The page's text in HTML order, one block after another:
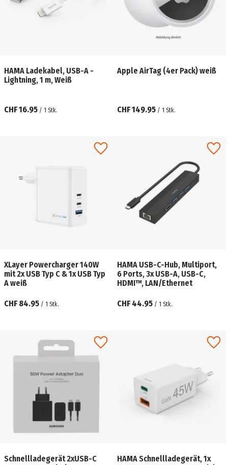
HAMA Ladekabel, USB-A -
Lightning, 1 m, Weiß
CHF 16.95 / 1 Stk.
Apple AirTag (4er Pack) weiß
CHF 149.95 / 1 Stk.
XLayer Powercharger 140W
mit 2x USB Typ C & 1x USB Typ
A weiß
CHF 84.95 / 1 Stk.
HAMA USB-C-Hub, Multiport,
6 Ports, 3x USB-A, USB-C,
HDMI™, LAN/Ethernet
CHF 44.95 / 1 Stk.
Schnellladegerät 2xUSB-C
HAMA Schnellladegerät, 1x